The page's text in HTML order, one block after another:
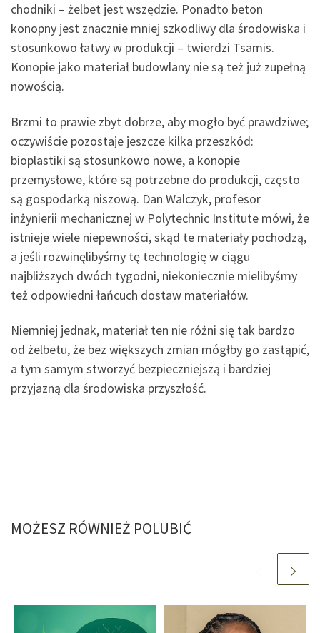
chodniki – żelbet jest wszędzie. Ponadto beton
konopny jest znacznie mniej szkodliwy dla środowiska i
stosunkowo łatwy w produkcji – twierdzi Tsamis.
Konopie jako materiał budowlany nie są też już zupełną
nowością.
Brzmi to prawie zbyt dobrze, aby mogło być prawdziwe;
oczywiście pozostaje jeszcze kilka przeszkód:
bioplastiki są stosunkowo nowe, a konopie
przemysłowe, które są potrzebne do produkcji, często
są gospodarką niszową. Dan Walczyk, profesor
inżynierii mechanicznej w Polytechnic Institute mówi, że
istnieje wiele niepewności, skąd te materiały pochodzą,
a jeśli rozwinęlibyśmy tę technologię w ciągu
najbliższych dwóch tygodni, niekoniecznie mielibyśmy
też odpowiedni łańcuch dostaw materiałów.
Niemniej jednak, materiał ten nie różni się tak bardzo
od żelbetu, że bez większych zmian mógłby go zastąpić,
a tym samym stworzyć bezpieczniejszą i bardziej
przyjazną dla środowiska przyszłość.
MOŻESZ RÓWNIEŻ POLUBIĆ